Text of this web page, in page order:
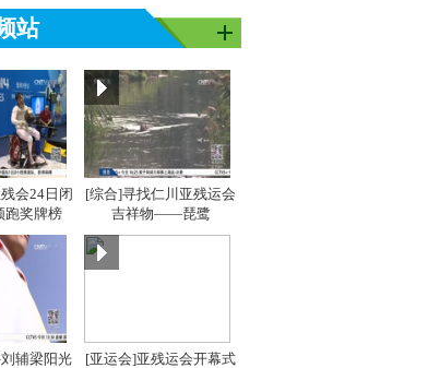
之
[同一个亚洲]亚运之
星：吴敏霞
站
会24日闭
跑奖牌榜
[综合]寻找仁川亚残运会
吉祥物——琵鹭
辅梁阳光
[亚运会]亚残运会开幕式